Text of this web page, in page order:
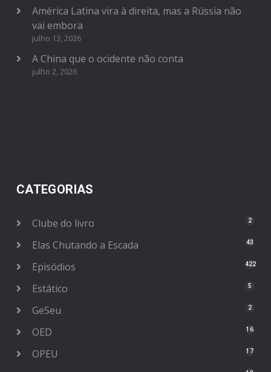
América Latina vira à direita, mas a Rússia não
vai embora
julho 13, 2026
A China que o ocidente não conta
julho 2, 2026
CATEGORIAS
Clube do livro 2
Elas Chutando a Escada 43
Episódios 422
Estático 5
GeSeu 2
OED 16
OPEU 17